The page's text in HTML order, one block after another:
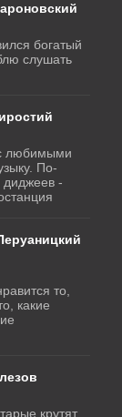
богатый
слушать
любимыми
По-
-
то,
какие
крутят